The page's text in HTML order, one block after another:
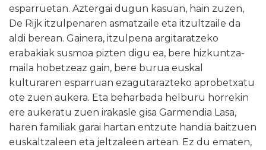
esparruetan. Aztergai dugun kasuan, hain zuzen,
De Rijk itzulpenaren asmatzaile eta itzultzaile da
aldi berean. Gainera, itzulpena argitaratzeko
erabakiak susmoa pizten digu ea, bere hizkuntza-
maila hobetzeaz gain, bere burua euskal
kulturaren esparruan ezagutarazteko aprobetxatu
ote zuen aukera. Eta beharbada helburu horrekin
ere aukeratu zuen irakasle gisa Garmendia Lasa,
haren familiak garai hartan entzute handia baitzuen
euskaltzaleen eta jeltzaleen artean. Ez du ematen,